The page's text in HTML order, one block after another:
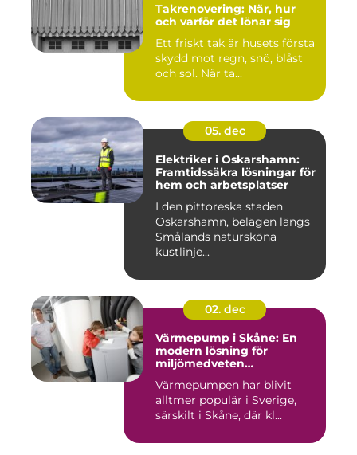
Takrenovering: När, hur
och varför det lönar sig
Ett friskt tak är husets första
skydd mot regn, snö, blåst
och sol. När ta...
05. dec
Elektriker i Oskarshamn:
Framtidssäkra lösningar för
hem och arbetsplatser
I den pittoreska staden
Oskarshamn, belägen längs
Smålands natursköna
kustlinje...
02. dec
Värmepump i Skåne: En
modern lösning för
miljömedveten
Värmepumpen har blivit
alltmer populär i Sverige,
särskilt i Skåne, där kl...